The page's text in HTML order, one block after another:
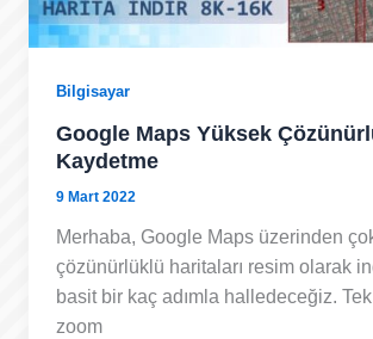
Bilgisayar
Google Maps Yüksek
Kaydetme
9 Mart 2022
Merhaba, Google Maps üzerinden
çözünürlüklü haritaları resim olarak
basit bir kaç adımla halledeceğiz.
zoom